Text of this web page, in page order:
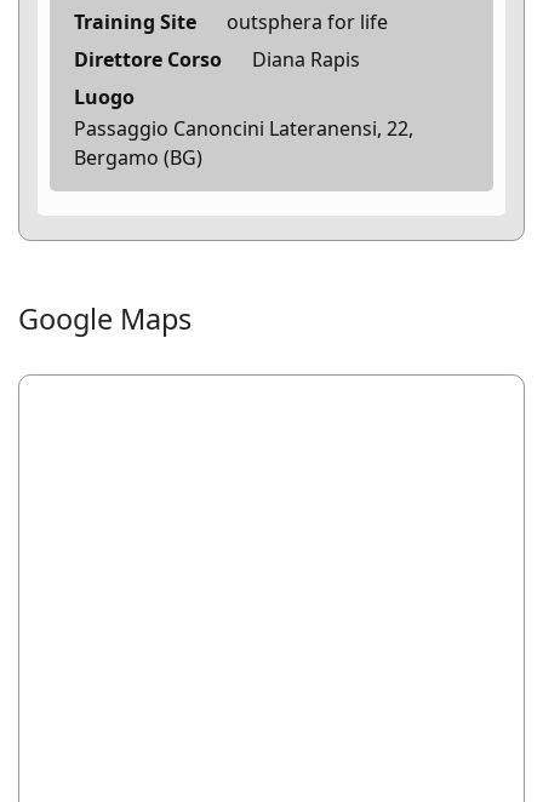
Training Site
outsphera for life
Direttore Corso
Diana Rapis
Luogo
Passaggio Canoncini Lateranensi, 22,
Bergamo (BG)
Google Maps